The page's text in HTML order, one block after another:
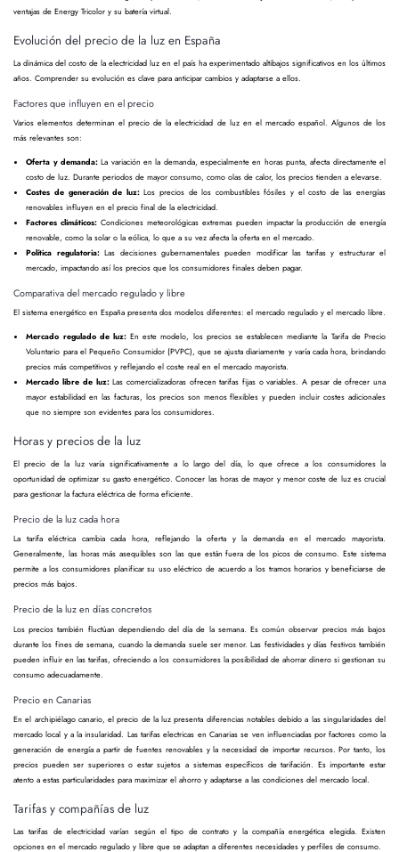
ventajas de Energy Tricolor y su batería virtual.
Evolución del precio de la luz en España
La dinámica del costo de la electricidad luz en el país ha experimentado altibajos significativos en los últimos
años. Comprender su evolución es clave para anticipar cambios y adaptarse a ellos.
Factores que influyen en el precio
Varios elementos determinan el precio de la electricidad de luz en el mercado español. Algunos de los
más relevantes son:
Oferta y demanda: La variación en la demanda, especialmente en horas punta, afecta directamente el
costo de luz. Durante periodos de mayor consumo, como olas de calor, los precios tienden a elevarse.
Costes de generación de luz:Los precios de los combustibles fósiles y el costo de las energías
renovables influyen en el precio final de la electricidad.
Factores climáticos: Condiciones meteorológicas extremas pueden impactar la producción de energía
renovable, como la solar o la eólica, lo que a su vez afecta la oferta en el mercado.
Política regulatoria:Las decisiones gubernamentales pueden modificar las tarifas y estructurar el
mercado, impactando así los precios que los consumidores finales deben pagar.
Comparativa del mercado regulado y libre
El sistema energético en España presenta dos modelos diferentes: el mercado regulado y el mercado libre.
Mercado regulado de luz:En este modelo, los precios se establecen mediante la Tarifa de Precio
Voluntario para el Pequeño Consumidor (PVPC), que se ajusta diariamente y varía cada hora, brindando
precios más competitivos y reflejando el coste real en el mercado mayorista.
Mercado libre de luz:Las comercializadoras ofrecen tarifas fijas o variables. A pesar de ofrecer una
mayor estabilidad en las facturas, los precios son menos flexibles y pueden incluir costes adicionales
que no siempre son evidentes para los consumidores.
Horas y precios de la luz
El precio de la luz varía significativamente a lo largo del día, lo que ofrece a los consumidores la
oportunidad de optimizar su gasto energético. Conocer las horas de mayor y menor coste de luz es crucial
para gestionar la factura eléctrica de forma eficiente.
Precio de la luz cada hora
La tarifa eléctrica cambia cada hora, reflejando la oferta y la demanda en el mercado mayorista.
Generalmente, las horas más asequibles son las que están fuera de los picos de consumo. Este sistema
permite a los consumidores planificar su uso eléctrico de acuerdo a los tramos horarios y beneficiarse de
precios más bajos.
Precio de la luz en días concretos
Los precios también fluctúan dependiendo del día de la semana. Es común observar precios más bajos
durante los fines de semana, cuando la demanda suele ser menor. Las festividades y días festivos también
pueden influir en las tarifas, ofreciendo a los consumidores la posibilidad de ahorrar dinero si gestionan su
consumo adecuadamente.
Precio en Canarias
En el archipiélago canario, el precio de la luz presenta diferencias notables debido a las singularidades del
mercado local y a la insularidad. Las tarifas electricas en Canarias se ven influenciadas por factores como la
generación de energía a partir de fuentes renovables y la necesidad de importar recursos. Por tanto, los
precios pueden ser superiores o estar sujetos a sistemas específicos de tarifación. Es importante estar
atento a estas particularidades para maximizar el ahorro y adaptarse a las condiciones del mercado local.
Tarifas y compañías de luz
Las tarifas de electricidad varían según el tipo de contrato y la compañía energética elegida. Existen
opciones en el mercado regulado y libre que se adaptan a diferentes necesidades y perfiles de consumo.